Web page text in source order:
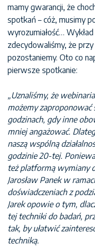
mamy gwarancji, że
spotkań – cóż, musimy
wyrozumiałość…
zdecydowaliśmy, że
pozostaniemy. Oto co
pierwsze spotkanie:
„Uznaliśmy, że
możemy zaproponować
godzinach, gdy inne
mniej angażować.
naszą wspólną
godzinie 20-tej.
też platformą wymiany
Jarosław Panek w
doświadczeniach z
Jarek opowie o tym,
tej techniki do badań,
tak, by ułatwić
techniką.